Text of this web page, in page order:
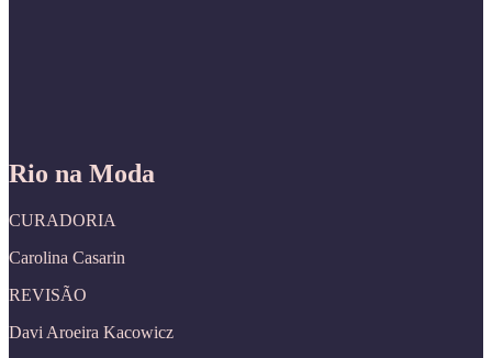
Rio na Moda
CURADORIA
Carolina Casarin
REVISÃO
Davi Aroeira Kacowicz